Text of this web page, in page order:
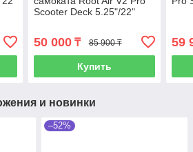
Scooter Deck 5.25"/22"
50 000₸ 85 900 ₸
Купить
59
и новинки
–52%